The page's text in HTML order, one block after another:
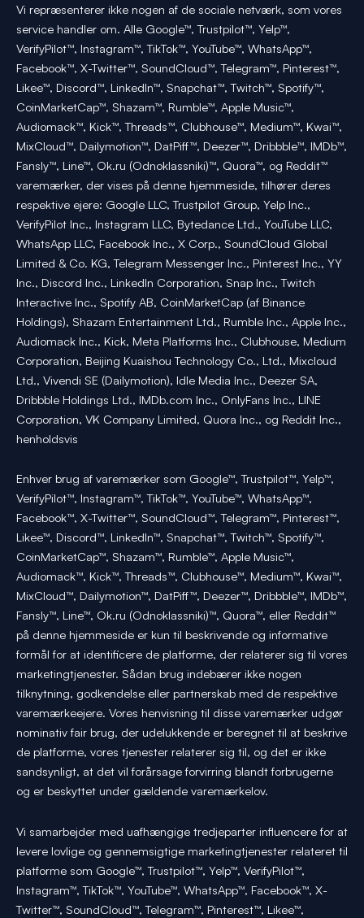
Vi repræsenterer ikke nogen af de sociale netværk, som vores
service handler om. Alle Google™, Trustpilot™, Yelp™,
VerifyPilot™, Instagram™, TikTok™, YouTube™, WhatsApp™,
Facebook™, X-Twitter™, SoundCloud™, Telegram™, Pinterest™,
Likee™, Discord™, LinkedIn™, Snapchat™, Twitch™, Spotify™,
CoinMarketCap™, Shazam™, Rumble™, Apple Music™,
Audiomack™, Kick™, Threads™, Clubhouse™, Medium™, Kwai™,
MixCloud™, Dailymotion™, DatPiff™, Deezer™, Dribbble™, IMDb™,
Fansly™, Line™, Ok.ru (Odnoklassniki)™, Quora™, og Reddit™
varemærker, der vises på denne hjemmeside, tilhører deres
respektive ejere: Google LLC, Trustpilot Group, Yelp Inc.,
VerifyPilot Inc., Instagram LLC, Bytedance Ltd., YouTube LLC,
WhatsApp LLC, Facebook Inc., X Corp., SoundCloud Global
Limited & Co. KG, Telegram Messenger Inc., Pinterest Inc., YY
Inc., Discord Inc., LinkedIn Corporation, Snap Inc., Twitch
Interactive Inc., Spotify AB, CoinMarketCap (af Binance
Holdings), Shazam Entertainment Ltd., Rumble Inc., Apple Inc.,
Audiomack Inc., Kick, Meta Platforms Inc., Clubhouse, Medium
Corporation, Beijing Kuaishou Technology Co., Ltd., Mixcloud
Ltd., Vivendi SE (Dailymotion), Idle Media Inc., Deezer SA,
Dribbble Holdings Ltd., IMDb.com Inc., OnlyFans Inc., LINE
Corporation, VK Company Limited, Quora Inc., og Reddit Inc.,
henholdsvis
Enhver brug af varemærker som Google™, Trustpilot™, Yelp™,
VerifyPilot™, Instagram™, TikTok™, YouTube™, WhatsApp™,
Facebook™, X-Twitter™, SoundCloud™, Telegram™, Pinterest™,
Likee™, Discord™, LinkedIn™, Snapchat™, Twitch™, Spotify™,
CoinMarketCap™, Shazam™, Rumble™, Apple Music™,
Audiomack™, Kick™, Threads™, Clubhouse™, Medium™, Kwai™,
MixCloud™, Dailymotion™, DatPiff™, Deezer™, Dribbble™, IMDb™,
Fansly™, Line™, Ok.ru (Odnoklassniki)™, Quora™, eller Reddit™
på denne hjemmeside er kun til beskrivende og informative
formål for at identificere de platforme, der relaterer sig til vores
marketingtjenester. Sådan brug indebærer ikke nogen
tilknytning, godkendelse eller partnerskab med de respektive
varemærkeejere. Vores henvisning til disse varemærker udgør
nominativ fair brug, der udelukkende er beregnet til at beskrive
de platforme, vores tjenester relaterer sig til, og det er ikke
sandsynligt, at det vil forårsage forvirring blandt forbrugerne
og er beskyttet under gældende varemærkelov.
Vi samarbejder med uafhængige tredjeparter influencere for at
levere lovlige og gennemsigtige marketingtjenester relateret til
platforme som Google™, Trustpilot™, Yelp™, VerifyPilot™,
Instagram™, TikTok™, YouTube™, WhatsApp™, Facebook™, X-
Twitter™, SoundCloud™, Telegram™, Pinterest™, Likee™,